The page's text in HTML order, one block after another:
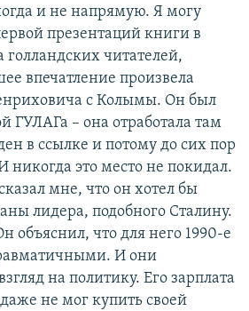
и не напрямую. Я могу
презентаций книги в
читателей,
впечатление произвела
с Колымы. Он был
ГУЛАГа – она отработала там
в ссылке и потому до сих пор
это место не покидал.
мне, что он хотел бы
лидера, подобного Сталину.
объяснил, что для него 1990-е
И они
на политику. Его зарплата
не мог купить своей